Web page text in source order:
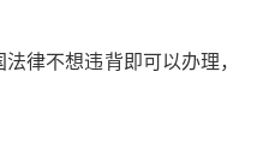
律不想违背即可以办理，